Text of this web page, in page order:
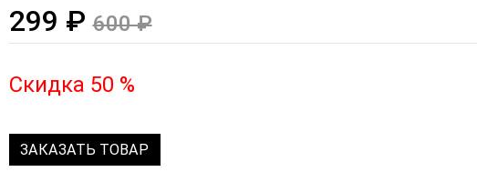
299 ₽600 ₽
Скидка 50 %
ЗАКАЗАТЬ ТОВАР